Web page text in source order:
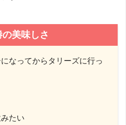
の美味しさ
なってからタリーズに行っ
たい